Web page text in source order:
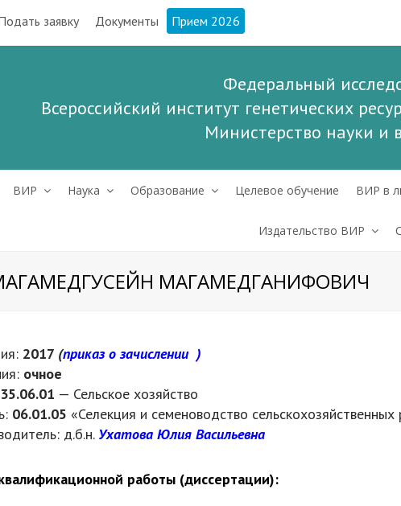
заявку Документы Прием 2026
Федеральный
Всероссийский институт генетических
Министерство науки и
ВИР Наука Образование Целевое обучение ВИР в
Издательство ВИР
МАГАМЕДГАНИФОВИЧ
2017 (приказ о зачислении )
очное
35.06.01 — Сельское хозяйство
06.01.05 «Селекция и семеноводство сельскохозяйственных
д.б.н. Ухатова Юлия Васильевна
работы (диссертации):